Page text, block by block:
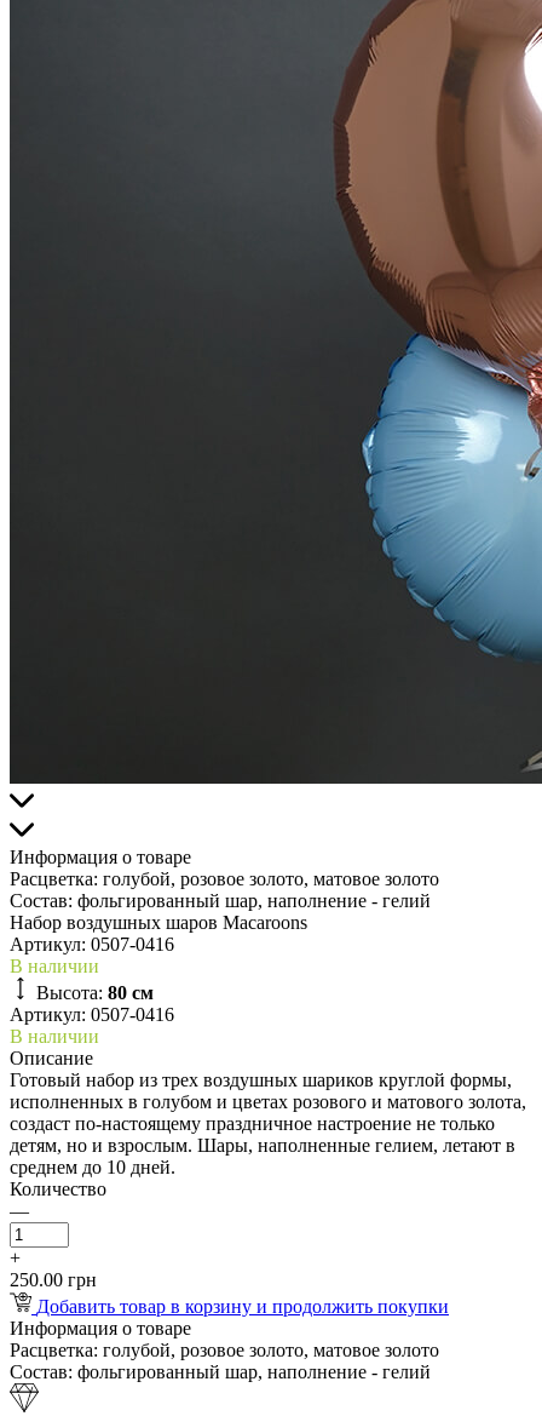
Информация о товаре
Расцветка: голубой, розовое золото, матовое золото
Состав: фольгированный шар, наполнение - гелий
Набор воздушных шаров Macaroons
Артикул: 0507-0416
В наличии
Высота: 80 см
Артикул: 0507-0416
В наличии
Описание
Готовый набор из трех воздушных шариков круглой формы,
исполненных в голубом и цветах розового и матового золота,
создаст по-настоящему праздничное настроение не только
детям, но и взрослым. Шары, наполненные гелием, летают в
среднем до 10 дней.
Количество
—
+
250.00 грн
Добавить товар в корзину и продолжить покупки
Информация о товаре
Расцветка: голубой, розовое золото, матовое золото
Состав: фольгированный шар, наполнение - гелий